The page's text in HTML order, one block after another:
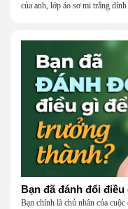
của anh, lớp áo sơ mi trắng
Bạn chính là chủ nhân của